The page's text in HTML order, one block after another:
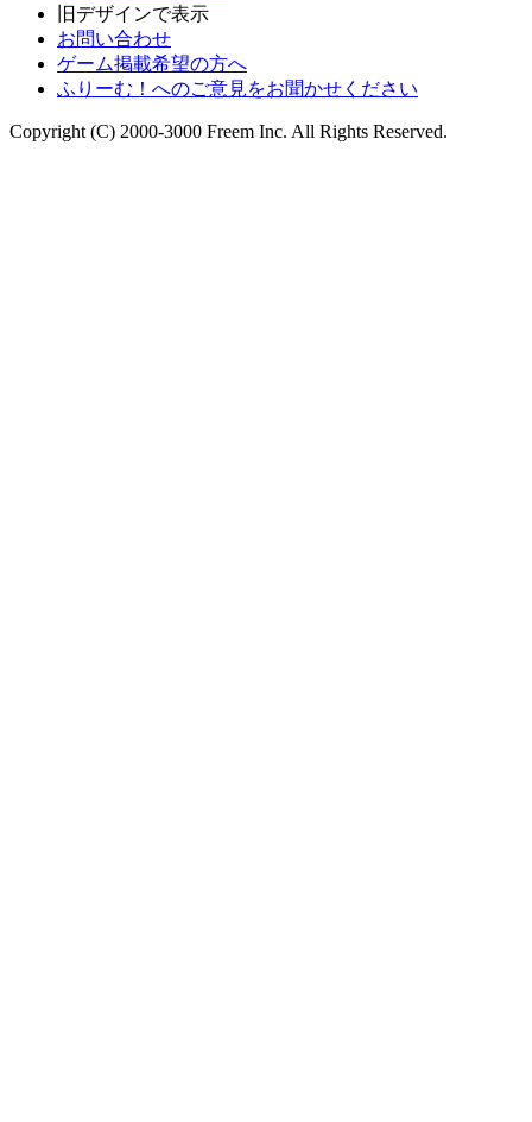
旧デザインで表示
お問い合わせ
ゲーム掲載希望の方へ
ふりーむ！へのご意見をお聞かせください
Copyright (C) 2000-3000 Freem Inc. All Rights Reserved.